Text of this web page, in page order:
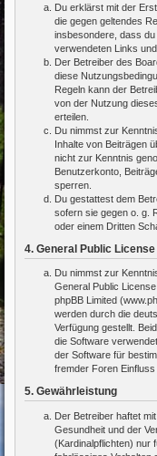
Du erklärst mit der
die gegen geltendes
insbesondere, dass
verwendeten Links
Der Betreiber des
diese
Regeln kann der
von der Nutzung
erteilen.
Du nimmst zur
Inhalte von Beiträgen
nicht zur Kenntnis
Benutzerkonto,
sperren.
Du gestattest dem
sofern sie gegen o. g.
oder einem Dritten
4. General Public License
Du nimmst zur
General Public
phpBB Limited
werden durch die
Verfügung gestellt.
die Software
der Software für
fremder Foren Einfluss
5. Gewährleistung
Der Betreiber haftet
Gesundheit und der
(Kardinalpflichten) nur